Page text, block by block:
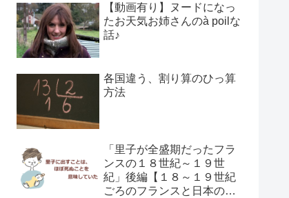
【動画有り】ヌードになっ
たお天気お姉さんのà poilな
話♪
各国違う、割り算のひっ算
方法
「里子が全盛期だったフラ
ンスの１８世紀～１９世
紀」後編【１８～１９世紀
ごろのフランスと日本の子